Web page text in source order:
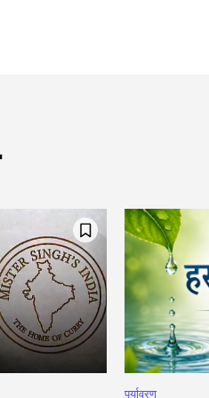
पर्यावरण